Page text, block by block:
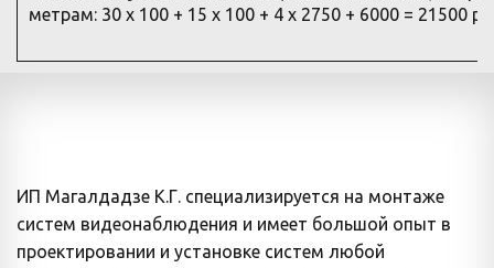
метрам: 30 х 100 + 15 х 100 + 4 х 2750 + 6000 = 21500 р.
ИП Магалдадзе К.Г. специализируется на монтаже
систем видеонаблюдения и имеет большой опыт в
проектировании и установке систем любой